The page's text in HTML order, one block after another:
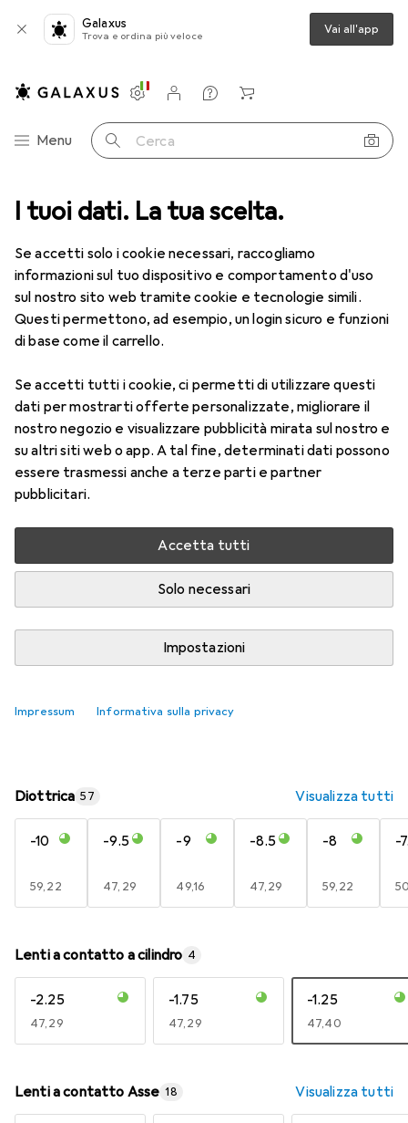
I tuoi dati. La tua scelta.
Se accetti solo i cookie necessari, raccogliamo
informazioni sul tuo dispositivo e comportamento d'uso
sul nostro sito web tramite cookie e tecnologie simili.
Questi permettono, ad esempio, un login sicuro e funzioni
di base come il carrello.
Se accetti tutti i cookie, ci permetti di utilizzare questi
dati per mostrarti offerte personalizzate, migliorare il
nostro negozio e visualizzare pubblicità mirata sul nostro e
su altri siti web o app. A tal fine, determinati dati possono
essere trasmessi anche a terze parti e partner
pubblicitari.
Accetta tutti
Solo necessari
Impostazioni
Impressum Informativa sulla privacy
Galaxus
Trova e ordina più veloce Vai all'app
Categoria Navigazione
Menu Cerca
Impostazioni
Conto cliente
Liste di confronto
Liste dei desideri
Carrello
Lenti a contatto Air Optix più HydraGlyde per l'astigmatismo
1 Immagine
Air Optix più HydraGlyde per
+3.75, Obiettivo mensile, 6 pz., Torico
Prezzo in EUR IVA incl.
EUR
47,40 EUR
7,91/1pz.
Consegna tra lun, 17/8 e mer, 19/8
Più di 10 pezzi in stock presso il fornitore
Aggiungi al carrello
Diottrica 57 Visualizza tutti
-10
EUR
59,22
-9.5
EUR
47,29
-9
EUR
49,16
-8.5
EUR
47,29
-8
EUR
59,22
-
Lenti a contatto a cilindro 4
-2.25
EUR
47,29
-1.75
EUR
47,29
-1.25
EUR
47,40
Lenti a contatto Asse 18 Visualizza tutti